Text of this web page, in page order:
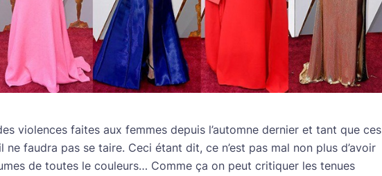
violences faites aux femmes depuis l’automne dernier et tant que ces
faudra pas se taire. Ceci étant dit, ce n’est pas mal non plus d’avoir
de toutes le couleurs… Comme ça on peut critiquer les tenues